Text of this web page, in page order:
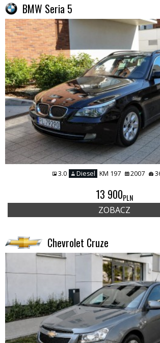
BMW Seria 5
3.0 Diesel KM 197 2007
13 900PLN
ZOBACZ
Chevrolet Cruze